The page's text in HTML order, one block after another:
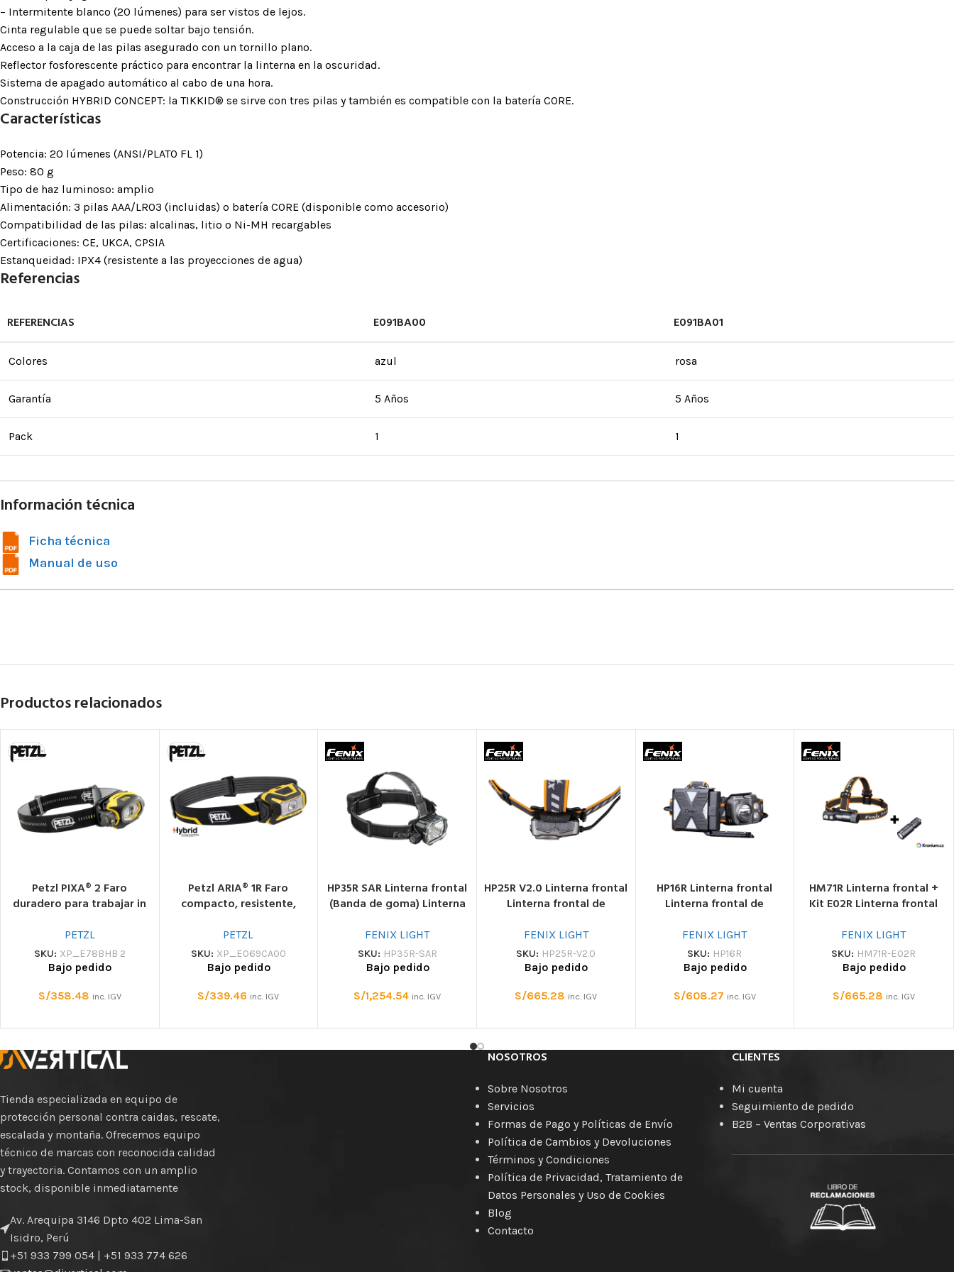
– Intermitente blanco (20 lúmenes) para ser vistos de lejos.
Cinta regulable que se puede soltar bajo tensión.
Acceso a la caja de las pilas asegurado con un tornillo plano.
Reflector fosforescente práctico para encontrar la linterna en la oscuridad.
Sistema de apagado automático al cabo de una hora.
Construcción HYBRID CONCEPT: la TIKKID® se sirve con tres pilas y también es compatible con la batería CORE.
Características
Potencia: 20 lúmenes (ANSI/PLATO FL 1)
Peso: 80 g
Tipo de haz luminoso: amplio
Alimentación: 3 pilas AAA/LR03 (incluidas) o batería CORE (disponible como accesorio)
Compatibilidad de las pilas: alcalinas, litio o Ni-MH recargables
Certificaciones: CE, UKCA, CPSIA
Estanqueidad: IPX4 (resistente a las proyecciones de agua)
Referencias
REFERENCIAS E091BA00 E091BA01
Colores azul rosa
Garantía 5 Años 5 Años
Pack 1 1
Información técnica
Ficha técnica
Manual de uso
Productos relacionados
Petzl PIXA® 2 Faro
duradero para trabajar in
lugar de trabajo
PETZL
SKU: XP_E78BHB 2
Bajo pedido
S/358.48 inc. IGV
Petzl ARIA® 1R Faro
compacto, resistente,
primeros planos
PETZL
SKU: XP_E069CA00
Bajo pedido
S/339.46 inc. IGV
HP35R SAR Linterna frontal
(Banda de goma) Linterna
FENIX LIGHT
SKU: HP35R-SAR
Bajo pedido
S/1,254.54 inc. IGV
HP25R V2.0 Linterna frontal
Linterna frontal de
FENIX LIGHT
SKU: HP25R-V2.0
Bajo pedido
S/665.28 inc. IGV
HP16R Linterna frontal
Linterna frontal de
FENIX LIGHT
SKU: HP16R
Bajo pedido
S/608.27 inc. IGV
HM71R Linterna frontal +
Kit E02R Linterna frontal
FENIX LIGHT
SKU: HM71R-E02R
Bajo pedido
S/665.28 inc. IGV
Tienda especializada en equipo de
protección personal contra caidas, rescate,
escalada y montaña. Ofrecemos equipo
técnico de marcas con reconocida calidad
y trayectoria. Contamos con un amplio
stock, disponible inmediatamente
Av. Arequipa 3146 Dpto 402 Lima-San
Isidro, Perú
+51 933 799 054 | +51 933 774 626
NOSOTROS
Sobre Nosotros
Servicios
Formas de Pago y Políticas de Envío
Política de Cambios y Devoluciones
Términos y Condiciones
Política de Privacidad, Tratamiento de
Datos Personales y Uso de Cookies
Blog
Contacto
CLIENTES
Mi cuenta
Seguimiento de pedido
B2B – Ventas Corporativas